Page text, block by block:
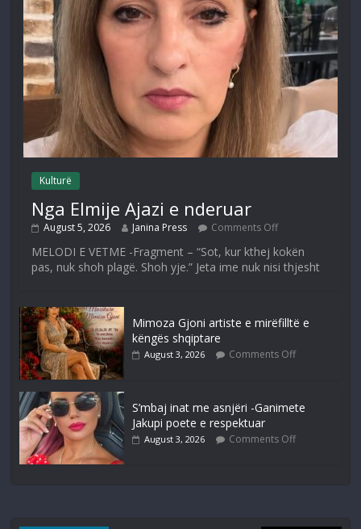
Kulturë
Nga Elmije Ajazi e nderuar
August 5, 2026 Janina Press Comments Off
MELODI E VETME -Fragment – “Sot, kur kthej kokën
pas, nuk shoh plagë. Shoh yje.” Jeta ime nuk nisi thjesht
Mimoza Gjoni artiste e mirëfilltë e
këngës shqiptare
August 3, 2026 Comments Off
S’mbaj inat me asnjëri -Ganimete
Jakupi poete e respektuar
August 3, 2026 Comments Off